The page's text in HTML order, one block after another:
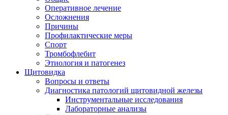
Оперативное лечение
Осложнения
Причины
Профилактические меры
Спорт
Тромбофлебит
Этиология и патогенез
Щитовидка
Вопросы и ответы
Диагностика патологий щитовидной железы
Инструментальные исследования
Лабораторные анализы